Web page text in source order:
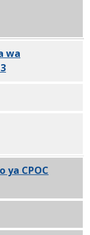
wa
, 2025 PDF
ya CPOC